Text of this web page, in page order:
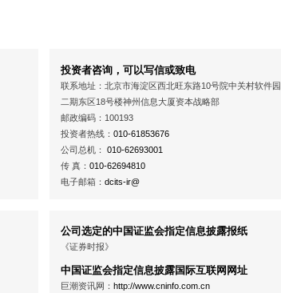
投资者咨询，可以写信或致电
联系地址：北京市海淀区西北旺东路10号院中关村软件园
二期东区18号楼神州信息大厦资本战略部
邮政编码：100193
投资者热线： 010-61853676
公司总机： 010-62693001
传 真： 010-62694810
电子邮箱： dcits-ir@
公司选定的中国证监会指定信息披露报纸
《证券时报》
中国证监会指定信息披露国际互联网网址
巨潮资讯网： http://www.cninfo.com.cn